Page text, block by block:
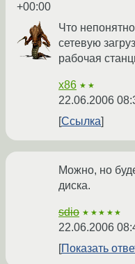
+00:00
Что
сетевую
рабочая
x86 ★★
22.06.2006
Ссылка
Можно, но
диска.
sdio ★★★★★
22.06.2006
Показать